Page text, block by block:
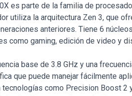
es parte de la familia de
utiliza la arquitectura Zen 3, que
anteriores. Tiene 6
como gaming, edición de video y
base de 3.8 GHz y una
que puede manejar fácilmente
tecnologías como Precision Boost 2